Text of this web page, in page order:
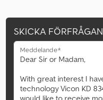
SKICKA FÖRFRÅGAN
Meddelande*